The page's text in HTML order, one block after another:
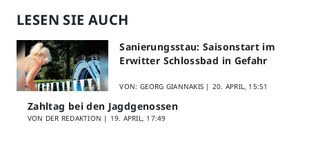
LESEN SIE AUCH
Sanierungsstau: Saisonstart im
Erwitter Schlossbad in Gefahr
VON: GEORG GIANNAKIS | 20. APRIL, 15:51
Zahltag bei den Jagdgenossen
VON DER REDAKTION | 19. APRIL, 17:49